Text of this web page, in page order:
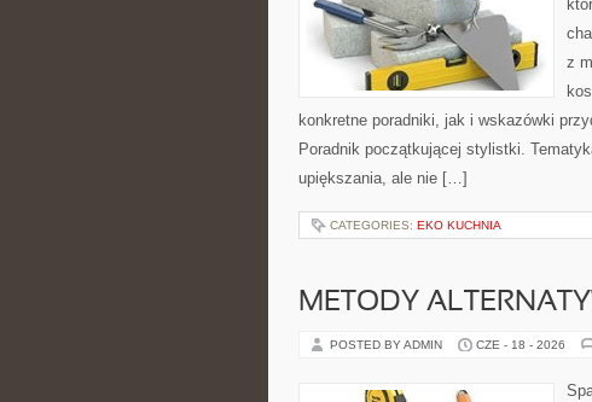
z
konkretne poradniki, jak i wskazówki
Poradnik początkującej stylistki.
upiększania, ale nie […]
CATEGORIES: EKO KUCHNIA
METODY
POSTED BY ADMIN CZE - 18 - 2026